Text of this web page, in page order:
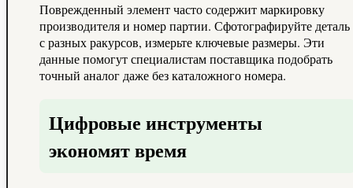
Поврежденный элемент часто содержит маркировку
производителя и номер партии. Сфотографируйте деталь
с разных ракурсов, измерьте ключевые размеры. Эти
данные помогут специалистам поставщика подобрать
точный аналог даже без каталожного номера.
Цифровые инструменты
экономят время